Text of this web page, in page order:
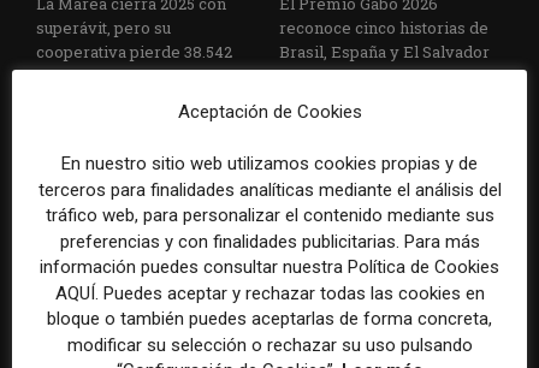
superávit, pero su
cooperativa pierde 38.542
euros
reconoce cinco historias de
Brasil, España y El Salvador
sobre el poder, la memoria y
la violencia
Radio Televisión Madrid
establece un sistema de
ADEPA crea un premio
especial para la mejor
Aceptación de Cookies
En nuestro sitio web utilizamos cookies propias y de
terceros para finalidades analíticas mediante el análisis del
tráfico web, para personalizar el contenido mediante sus
preferencias y con finalidades publicitarias. Para más
información puedes consultar nuestra Política de Cookies
AQUÍ. Puedes aceptar y rechazar todas las cookies en
bloque o también puedes aceptarlas de forma concreta,
modificar su selección o rechazar su uso pulsando